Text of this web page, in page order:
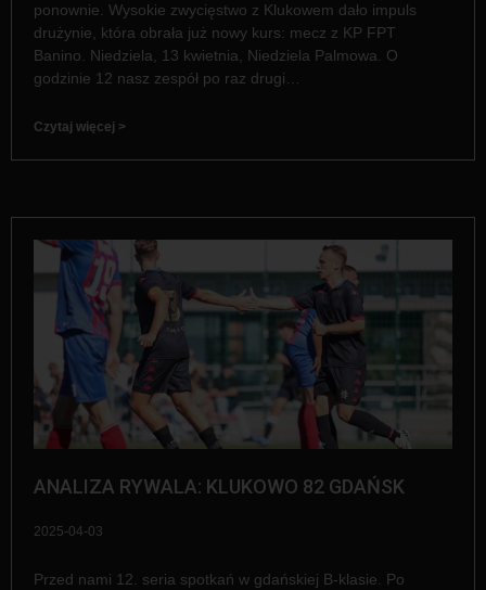
ponownie. Wysokie zwycięstwo z Klukowem dało impuls
drużynie, która obrała już nowy kurs: mecz z KP FPT
Banino. Niedziela, 13 kwietnia, Niedziela Palmowa. O
godzinie 12 nasz zespół po raz drugi…
Czytaj więcej >
ANALIZA RYWALA: KLUKOWO 82 GDAŃSK
2025-04-03
Przed nami 12. seria spotkań w gdańskiej B-klasie. Po